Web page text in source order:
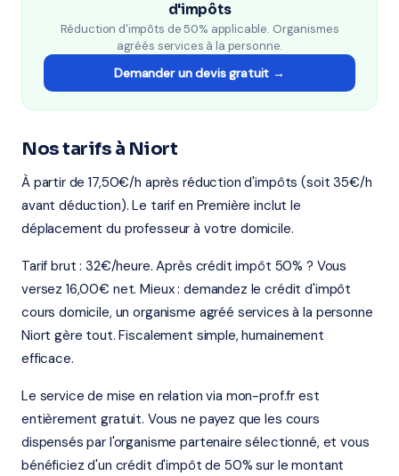
d'impôts
Réduction d'impôts de 50% applicable. Organismes
agréés services à la personne.
Demander un devis gratuit →
Nos tarifs à Niort
À partir de 17,50€/h après réduction d'impôts (soit 35€/h
avant déduction). Le tarif en Première inclut le
déplacement du professeur à votre domicile.
Tarif brut : 32€/heure. Après crédit impôt 50% ? Vous
versez 16,00€ net. Mieux : demandez le crédit d'impôt
cours domicile, un organisme agréé services à la personne
Niort gère tout. Fiscalement simple, humainement
efficace.
Le service de mise en relation via mon-prof.fr est
entièrement gratuit. Vous ne payez que les cours
dispensés par l'organisme partenaire sélectionné, et vous
bénéficiez d'un crédit d'impôt de 50% sur le montant